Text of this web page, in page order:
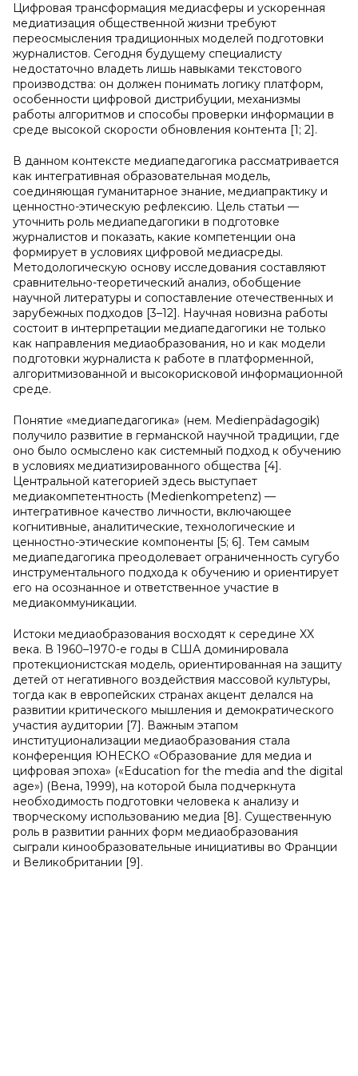
Цифровая трансформация медиасферы и ускоренная
медиатизация общественной жизни требуют
переосмысления традиционных моделей подготовки
журналистов. Сегодня будущему специалисту
недостаточно владеть лишь навыками текстового
производства: он должен понимать логику платформ,
особенности цифровой дистрибуции, механизмы
работы алгоритмов и способы проверки информации в
среде высокой скорости обновления контента [1; 2].
В данном контексте медиапедагогика рассматривается
как интегративная образовательная модель,
соединяющая гуманитарное знание, медиапрактику и
ценностно-этическую рефлексию. Цель статьи —
уточнить роль медиапедагогики в подготовке
журналистов и показать, какие компетенции она
формирует в условиях цифровой медиасреды.
Методологическую основу исследования составляют
сравнительно-теоретический анализ, обобщение
научной литературы и сопоставление отечественных и
зарубежных подходов [3–12]. Научная новизна работы
состоит в интерпретации медиапедагогики не только
как направления медиаобразования, но и как модели
подготовки журналиста к работе в платформенной,
алгоритмизованной и высокорисковой информационной
среде.
Понятие «медиапедагогика» (нем. Medienpädagogik)
получило развитие в германской научной традиции, где
оно было осмыслено как системный подход к обучению
в условиях медиатизированного общества [4].
Центральной категорией здесь выступает
медиакомпетентность (Medienkompetenz) —
интегративное качество личности, включающее
когнитивные, аналитические, технологические и
ценностно-этические компоненты [5; 6]. Тем самым
медиапедагогика преодолевает ограниченность сугубо
инструментального подхода к обучению и ориентирует
его на осознанное и ответственное участие в
медиакоммуникации.
Истоки медиаобразования восходят к середине XX
века. В 1960–1970-е годы в США доминировала
протекционистская модель, ориентированная на защиту
детей от негативного воздействия массовой культуры,
тогда как в европейских странах акцент делался на
развитии критического мышления и демократического
участия аудитории [7]. Важным этапом
институционализации медиаобразования стала
конференция ЮНЕСКО «Образование для медиа и
цифровая эпоха» («Education for the media and the digital
age») (Вена, 1999), на которой была подчеркнута
необходимость подготовки человека к анализу и
творческому использованию медиа [8]. Существенную
роль в развитии ранних форм медиаобразования
сыграли кинообразовательные инициативы во Франции
и Великобритании [9].